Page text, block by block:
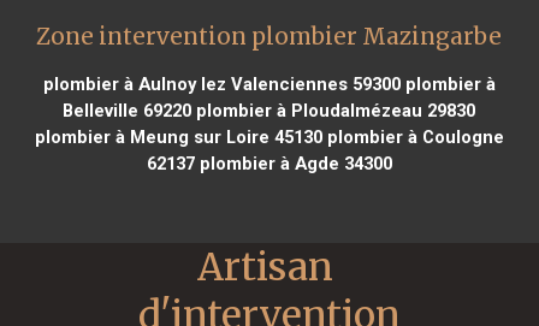
Zone intervention plombier Mazingarbe
plombier à Aulnoy lez Valenciennes 59300plombier à
Belleville 69220 plombier à Ploudalmézeau 29830
plombier à Meung sur Loire 45130plombier à Coulogne
62137plombier à Agde 34300
Artisan
d'intervention